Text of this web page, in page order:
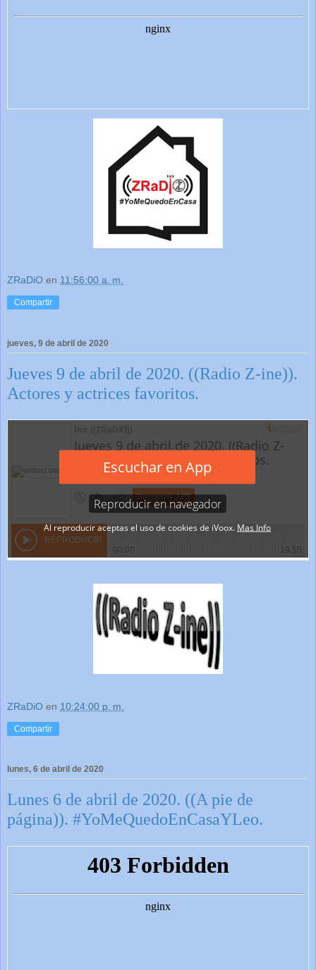
ZRaDiO en 11:56:00 a. m.
Compartir
jueves, 9 de abril de 2020
Jueves 9 de abril de 2020. ((Radio Z-ine)).
Actores y actrices favoritos.
ZRaDiO en 10:24:00 p. m.
Compartir
lunes, 6 de abril de 2020
Lunes 6 de abril de 2020. ((A pie de
página)). #YoMeQuedoEnCasaYLeo.